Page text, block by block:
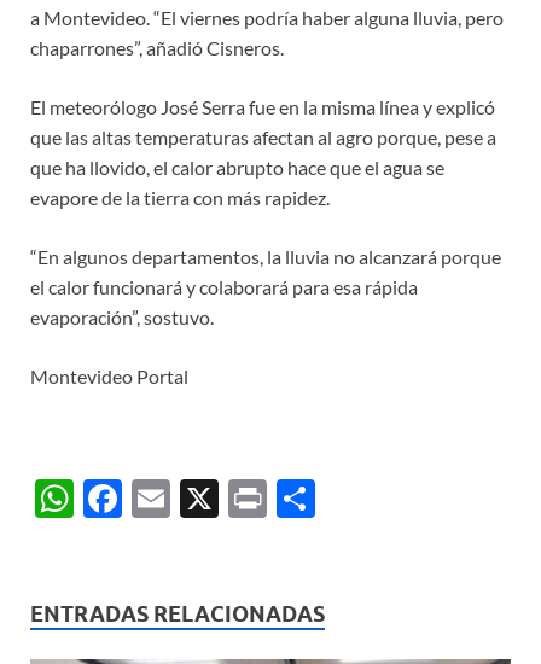
a Montevideo. “El viernes podría haber alguna lluvia, pero
chaparrones”, añadió Cisneros.
El meteorólogo José Serra fue en la misma línea y explicó
que las altas temperaturas afectan al agro porque, pese a
que ha llovido, el calor abrupto hace que el agua se
evapore de la tierra con más rapidez.
“En algunos departamentos, la lluvia no alcanzará porque
el calor funcionará y colaborará para esa rápida
evaporación”, sostuvo.
Montevideo Portal
W
s
A
F
b
o
E
X
P
p
ar
ENTRADAS RELACIONADAS